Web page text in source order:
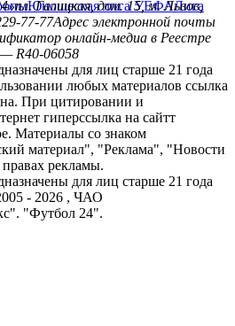
Юношеская лига УЕФАЛига
пл. Галицкая, дом. 15, м. Львов,
77-77Адрес электронной почты
онлайн-медиа в Реестре
R40-06058
для лиц старше 21 года
любых материалов ссылка
При цитировании и
гиперссылка на сайтт
Материалы со знаком
материал", "Реклама", "Новости
рекламы.
для лиц старше 21 года
- 2026 , ЧАО
"Футбол 24".